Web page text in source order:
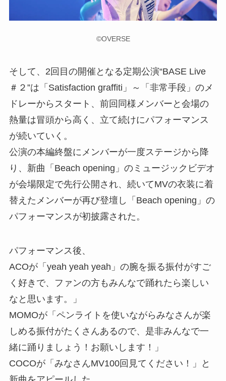
©OVERSE
そして、2回目の開催となる定期公演“BASE Live
＃２”は「Satisfaction graffiti」～「非常手段」のメ
ドレーからスタート、前回同様メンバーと会場の
熱量は冒頭から高く、立て続けにパフォーマンス
が続いていく。
公演の本編終盤にメンバーが一度ステージから降
り、新曲「Beach opening」のミュージックビデオ
が会場限定で先行公開され、続いてMVの衣装に着
替えたメンバーが再び登壇し「Beach opening」の
パフォーマンスが初披露された。
パフォーマンス後、
ACOが「yeah yeah yeah」の腕を振る振付がすご
く好きで、ファンの方もみんなで踊れたら楽しい
なと思います。」
MOMOが「ペンライトを使いながらみなさんが楽
しめる振付がたくさんあるので、是非みんなで一
緒に踊りましょう！お願いします！」
COCOが「みなさんMV100回見てください！」と